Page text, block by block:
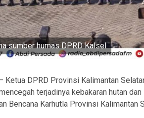
sumber humas DPRD Kalsel
Ketua DPRD Provinsi Kalimantan
terjadinya kebakaran hutan
Bencana Karhutla Provinsi Kalimantan